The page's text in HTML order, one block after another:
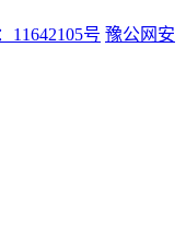
11642105号 豫公网安